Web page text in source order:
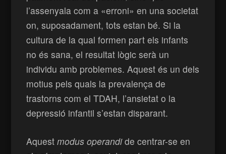
l’assenyala com a «erroni» en una societat
on, suposadament, tots estan bé. Si la
cultura de la qual formen part els infants
no és sana, el resultat lògic serà un
individu amb problemes. Aquest és un dels
motius pels quals la prevalença de
trastorns com el TDAH, l’ansietat o la
depressió infantil s’estan disparant.
Aquestmodus operandide centrar-se en